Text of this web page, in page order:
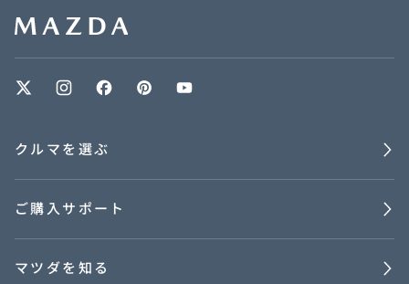
クルマを選ぶ
ご購入サポート
マツダを知る